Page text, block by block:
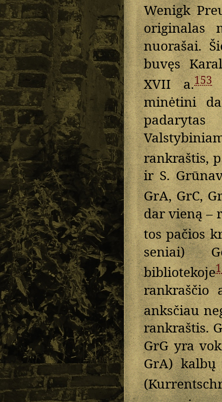
Wenigk
originalas
nuorašai.
buvęs
XVII a.153
minėtini
rankraštis,
ir S.
GrA, GrC,
dar vieną –
tos pačios
seniai)
bibliotekoje
rankraščio
anksčiau
rankraštis.
GrG yra
GrA) kalbų